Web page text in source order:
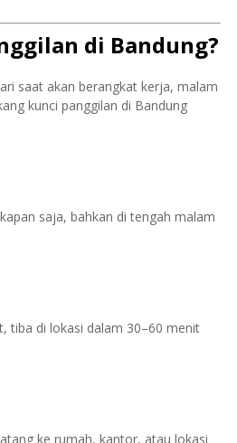
di Bandung?
saat akan berangkat kerja, malam
kunci panggilan di Bandung
saja, bahkan di tengah malam
tiba di lokasi dalam 30–60 menit
ke rumah, kantor, atau lokasi